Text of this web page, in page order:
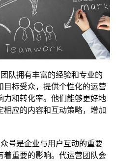
队拥有丰富的经验和专业的
标受众，提供个性化的运营
力和转化率。他们能够更好地
应的内容和互动策略，增加
号是企业与用户互动的重要
着重要的影响。代运营团队会